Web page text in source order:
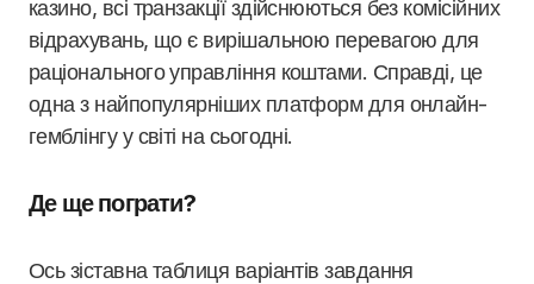
казино, всі транзакції здійснюються без комісійних
відрахувань, що є вирішальною перевагою для
раціонального управління коштами. Справді, це
одна з найпопулярніших платформ для онлайн-
гемблінгу у світі на сьогодні.
Де ще пограти?
Ось зіставна таблиця варіантів завдання